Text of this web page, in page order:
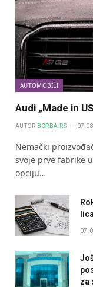
AUTOMOBILI
Audi „Made in
AUTOR BORBA.RS
Nemački
svoje prve fabrike
opciju…
za